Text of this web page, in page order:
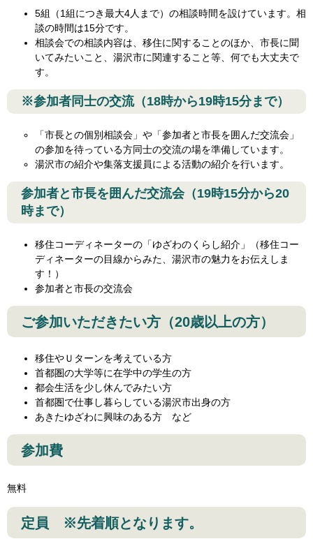
5組（1組につき最大4人まで）の相談時間を設けています。相
談の時間は15分です。
相談会での相談内容は、移住に関することのほか、市長に聞
いてみたいこと、湯沢市に関連すること等、何でも大丈夫で
す。
※参加者同士の交流（18時から19時15分まで）
「市長との個別相談会」や「参加者と市長を囲んだ交流会」
の参加を待っている方同士の交流の場を準備しています。
湯沢市の紹介や集落支援員による活動の紹介を行います。
参加者と市長を囲んだ交流会（19時15分から20
時まで）
移住コーディネーターの「ゆざわのくらし紹介」（移住コー
ディネーターの目線からみた、湯沢市の魅力をお伝えしま
す！）
参加者と市長の交流会
ご参加いただきたい方（20歳以上の方）
移住やＵターンを考えている方
首都圏の大学等に在学中の学生の方
都会生活を少し休んでみたい方
首都圏で仕事し暮らしている湯沢市出身の方
あきたゆざわに興味のある方 など
参加費
無料
定員 ※先着順となります。